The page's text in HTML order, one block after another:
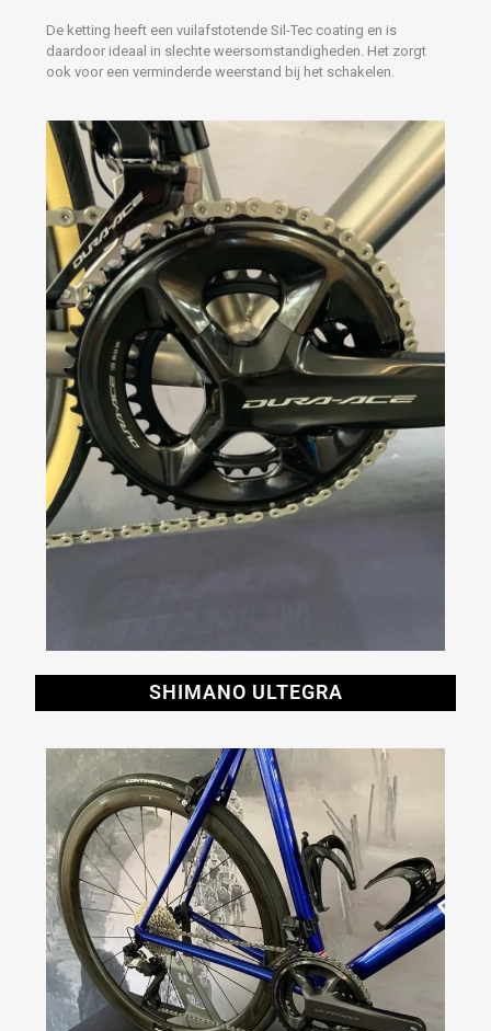
De ketting heeft een vuilafstotende Sil-Tec coating en is
daardoor ideaal in slechte weersomstandigheden. Het zorgt
ook voor een verminderde weerstand bij het schakelen.
SHIMANO ULTEGRA